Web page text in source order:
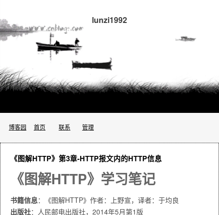
lunzi1992
博客园 首页 联系 管理
《图解HTTP》第3章-HTTP报文内的HTTP信息
《图解HTTP》学习笔记
书籍信息：《图解HTTP》作者：上野宣，译者：于均良
出版社：人民邮电出版社，2014年5月第1版